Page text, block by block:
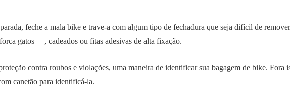
feche a mala bike e trave-a com algum tipo de fechadura que seja difícil de
gatos —, cadeados ou fitas adesivas de alta fixação.
contra roubos e violações, uma maneira de identificar sua bagagem de bike. Fora
canetão para identificá-la.